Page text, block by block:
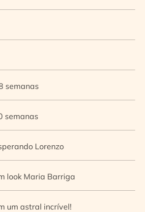
semanas
semanas
Lorenzo
look Maria Barriga
um astral incrível!